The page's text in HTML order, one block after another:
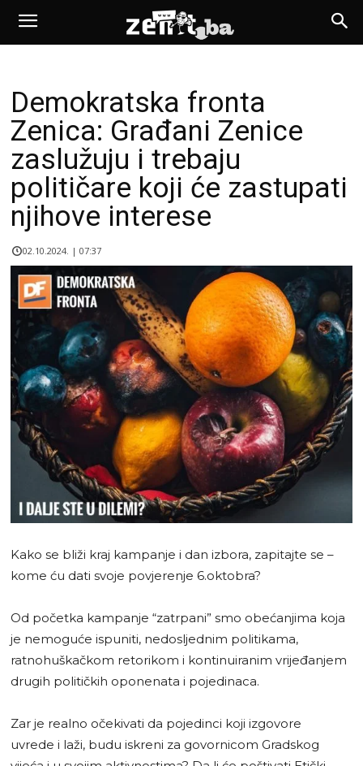
Demokratska fronta
Zenica: Građani Zenice
zaslužuju i trebaju
političare koji će zastupati
njihove interese
02.10.2024. | 07:37
Kako se bliži kraj kampanje i dan izbora, zapitajte se –
kome ću dati svoje povjerenje 6.oktobra?
Od početka kampanje “zatrpani” smo obećanjima koja
je nemoguće ispuniti, nedosljednim politikama,
ratnohuškačkom retorikom i kontinuiranim vrijeđanjem
drugih političkih oponenata i pojedinaca.
Zar je realno očekivati da pojedinci koji izgovore
uvrede i laži, budu iskreni za govornicom Gradskog